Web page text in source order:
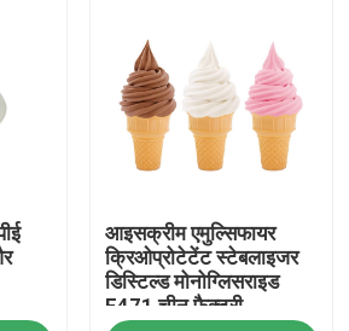
आइसक्रीम एमुल्सिफायर
क्रिओप्रोटेटेंट स्टेबलाइजर
डिस्टिल्ड मोनोग्लिसराइड
E471 चीन फैक्टरी